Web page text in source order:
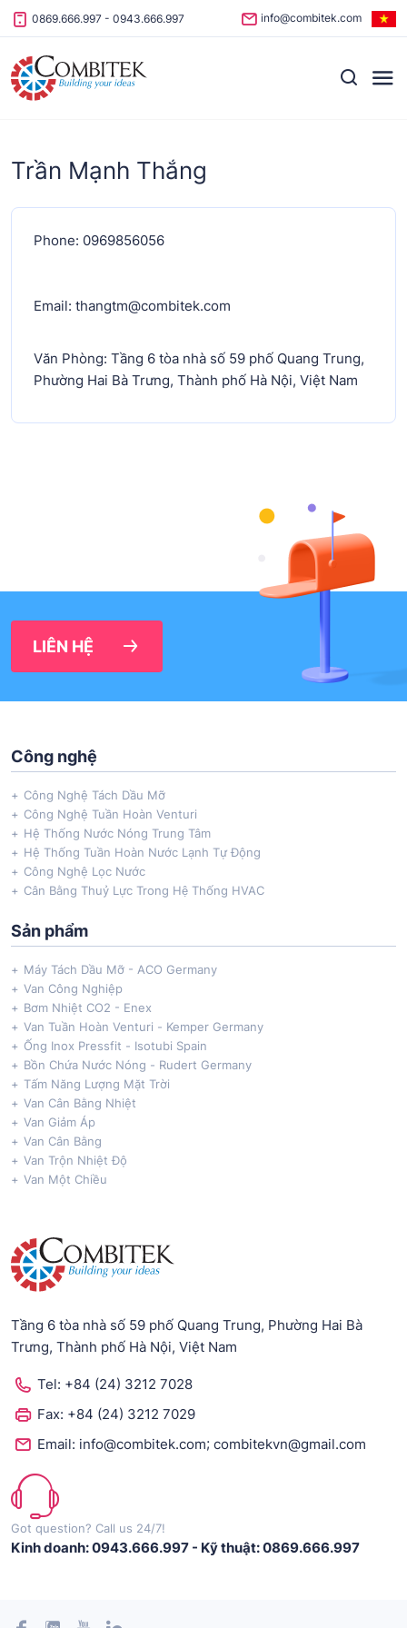
Skip to content
0869.666.997 - 0943.666.997 info@combitek.com
Trần Mạnh Thắng
Phone: 0969856056
Email: thangtm@combitek.com
Văn Phòng: Tầng 6 tòa nhà số 59 phố Quang Trung,
Phường Hai Bà Trưng, Thành phố Hà Nội, Việt Nam
LIÊN HỆ
Công nghệ
Công Nghệ Tách Dầu Mỡ
Công Nghệ Tuần Hoàn Venturi
Hệ Thống Nước Nóng Trung Tâm
Hệ Thống Tuần Hoàn Nước Lạnh Tự Động
Công Nghệ Lọc Nước
Cân Bằng Thuỷ Lực Trong Hệ Thống HVAC
Sản phẩm
Máy Tách Dầu Mỡ - ACO Germany
Van Công Nghiệp
Bơm Nhiệt CO2 - Enex
Van Tuần Hoàn Venturi - Kemper Germany
Ống Inox Pressfit - Isotubi Spain
Bồn Chứa Nước Nóng - Rudert Germany
Tấm Năng Lượng Mặt Trời
Van Cân Bằng Nhiệt
Van Giảm Áp
Van Cân Bằng
Van Trộn Nhiệt Độ
Van Một Chiều
Tầng 6 tòa nhà số 59 phố Quang Trung, Phường Hai Bà
Trưng, Thành phố Hà Nội, Việt Nam
Tel: +84 (24) 3212 7028
Fax: +84 (24) 3212 7029
Email: info@combitek.com; combitekvn@gmail.com
Got question? Call us 24/7!
Kinh doanh: 0943.666.997 - Kỹ thuật: 0869.666.997